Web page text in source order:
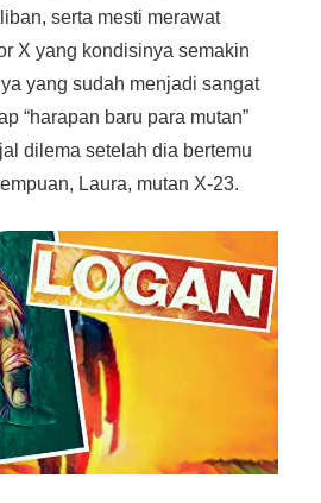
serta mesti merawat
X yang kondisinya semakin
yang sudah menjadi sangat
“harapan baru para mutan”
dilema setelah dia bertemu
Laura, mutan X-23.